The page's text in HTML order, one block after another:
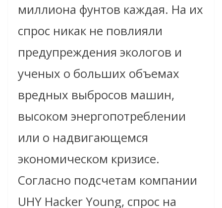
миллиона фунтов каждая. На их
спрос никак не повлияли
предупреждения экологов и
ученых о больших объемах
вредных выбросов машин,
высоком энергопотреблении
или о надвигающемся
экономическом кризисе.
Согласно подсчетам компании
UHY Hacker Young, спрос на